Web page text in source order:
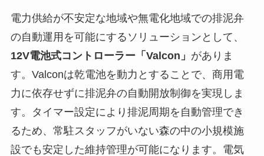
電力供給が不安定な地域や無電化地域での排泥弁
の自動運用を可能にするソリューションとして、
12V電池式コントローラー「Valcon」 がありま
す。Valconは乾電池を動力とすることで、商用電
力に依存せずに排泥弁の自動開放制御を実現しま
す。タイマー設定により排泥周期を自動管理でき
るため、常駐スタッフがいない森の中の小規模施
設でも安定した維持管理が可能になります。電気